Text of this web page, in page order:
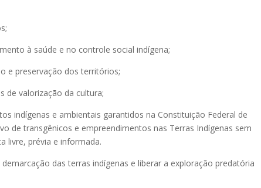
à saúde e no controle social indígena;
e preservação dos territórios;
de valorização da cultura;
indígenas e ambientais garantidos na Constituição Federal de
de transgênicos e empreendimentos nas Terras Indígenas sem
livre, prévia e informada.
das terras indígenas e liberar a exploração predatória